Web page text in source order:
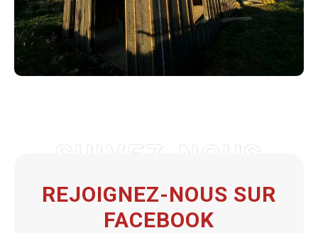
SUIVEZ-NOUS
REJOIGNEZ-NOUS SUR
FACEBOOK